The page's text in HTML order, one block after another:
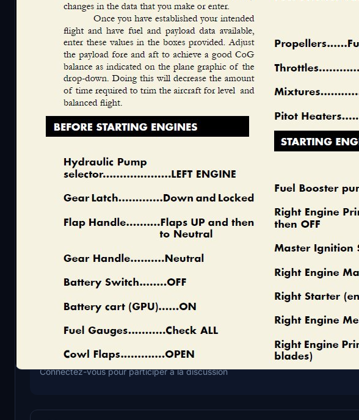
Description
This is a substraction from the MSFS DC-3 operations manual, this
Credits go to the original creator of the MSFS operations manual.
Commentaires(3)
Connectez-vous pour participer à la discussion